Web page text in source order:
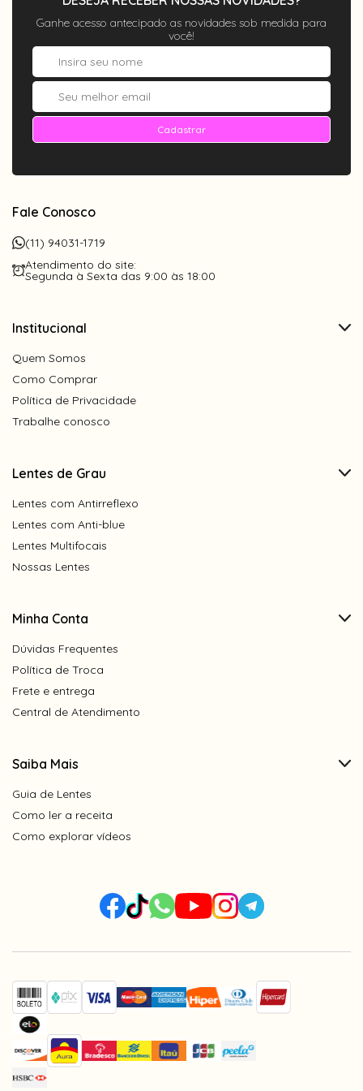
Ganhe acesso antecipado as novidades sob medida para
você!
Cadastrar
Fale Conosco
(11) 94031-1719
Atendimento do site:
Segunda à Sexta das 9:00 às 18:00
Institucional
Quem Somos
Como Comprar
Política de Privacidade
Trabalhe conosco
Lentes de Grau
Lentes com Antirreflexo
Lentes com Anti-blue
Lentes Multifocais
Nossas Lentes
Minha Conta
Dúvidas Frequentes
Política de Troca
Frete e entrega
Central de Atendimento
Saiba Mais
Guia de Lentes
Como ler a receita
Como explorar vídeos